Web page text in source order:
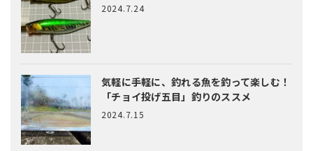
2024.7.24
気軽に手軽に、釣れる魚を釣って楽しむ！
「チョイ投げ五目」釣りのススメ
2024.7.15